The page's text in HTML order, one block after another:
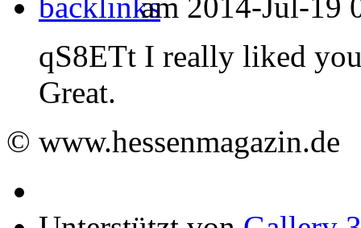
am 2014-Jul-19
qS8ETt I really liked
Great.
© www.hessenmagazin.de